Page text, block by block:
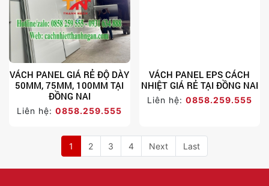
VÁCH PANEL GIÁ RẺ ĐỘ DÀY
50MM, 75MM, 100MM TẠI
ĐỒNG NAI
Liên hệ:0858.259.555
VÁCH PANEL EPS CÁCH
NHIỆT GIÁ RẺ TẠI ĐỒNG NAI
Liên hệ: 0858.259.555
1 2 3 4 Next Last